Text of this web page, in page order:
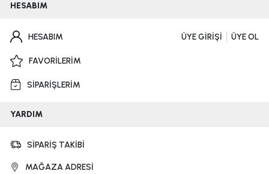
HESABIM
HESABIM ÜYE GİRİŞİ ÜYE OL
FAVORİLERİM
SİPARİŞLERİM
YARDIM
SİPARİŞ TAKİBİ
MAĞAZA ADRESİ